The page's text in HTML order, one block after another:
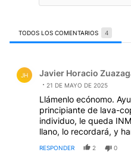
TODOS LOS COMENTARIOS 4
JH Javier Horacio
21 DE MAYO DE 2025
Llámenlo ecónomo.
principiante de lava-
individuo, le queda
llano, lo recordará, y
RESPONDER 2 0